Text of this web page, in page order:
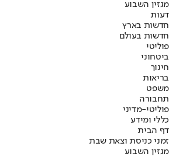
מגזין השבוע
דעות
חדשות בארץ
חדשות בעולם
פוליטי
ביטחוני
חינוך
בריאות
משפט
תחבורה
פוליטי-מדיני
כללי ומידע
דף הבית
זמני כניסת וצאת שבת
מגזין השבוע